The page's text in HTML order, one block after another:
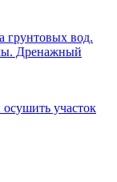
грунтовых вод.
Дренажный
участок